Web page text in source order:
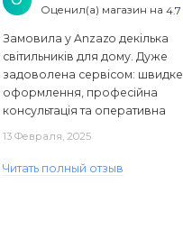
Оценил(а) магазин на4.7
Замовила у Anzazo декілька
світильників для дому. Дуже
задоволена сервісом: швидке
оформлення, професійна
консультація та оперативна
13 Февраля, 2025
Читать полный отзыв